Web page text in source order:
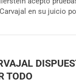
en su juicio
TODO